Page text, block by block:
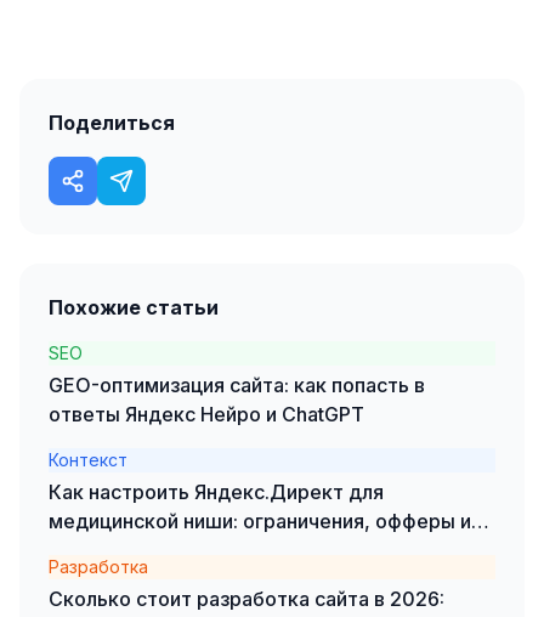
YouTube
Одноклассники
EMAIL-МАРКЕТИНГ
Почтовые рассылки
Автоматизация
A/B тестирование
Сегментация базы
КОПИРАЙТИНГ
Поделиться
Похожие статьи
SEO
GEO-оптимизация сайта: как попасть в
ответы Яндекс Нейро и ChatGPT
Контекст
Как настроить Яндекс.Директ для
медицинской ниши: ограничения, офферы и
Разработка
Сколько стоит разработка сайта в 2026: